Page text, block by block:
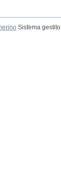
Sistema